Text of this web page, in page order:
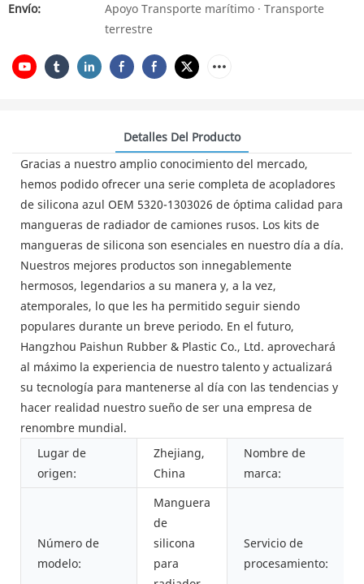
Envío:
Apoyo Transporte marítimo · Transporte
terrestre
Detalles Del Producto
Gracias a nuestro amplio conocimiento del mercado,
hemos podido ofrecer una serie completa de acopladores
de silicona azul OEM 5320-1303026 de óptima calidad para
mangueras de radiador de camiones rusos. Los kits de
mangueras de silicona son esenciales en nuestro día a día.
Nuestros mejores productos son innegablemente
hermosos, legendarios a su manera y, a la vez,
atemporales, lo que les ha permitido seguir siendo
populares durante un breve periodo. En el futuro,
Hangzhou Paishun Rubber & Plastic Co., Ltd. aprovechará
al máximo la experiencia de nuestro talento y actualizará
su tecnología para mantenerse al día con las tendencias y
hacer realidad nuestro sueño de ser una empresa de
renombre mundial.
Lugar de
origen:
Zhejiang,
China
Nombre de
marca:
Número de
modelo:
Manguera
de
silicona
para
Servicio de
procesamiento: